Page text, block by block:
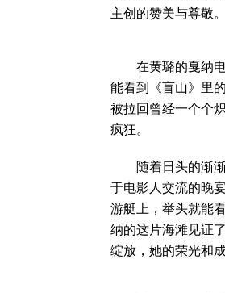
主创的赞美与尊敬
在黄璐的戛纳电
能看到《盲山》里
被拉回曾经一个个
疯狂。
随着日头的渐渐
于电影人交流的晚
游艇上，举头就能
纳的这片海滩见证
绽放，她的荣光和